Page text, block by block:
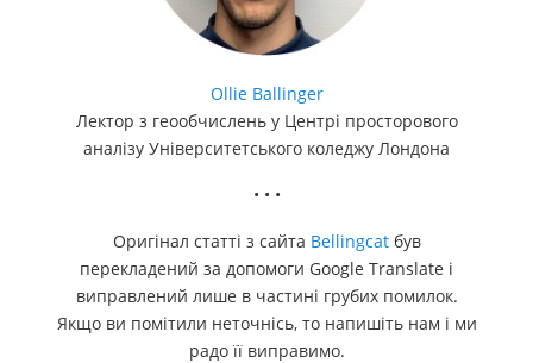
Ollie Ballinger
Лектор з геообчислень у Центрі просторового
аналізу Університетського коледжу Лондона
• • •
Оригінал статті з сайта Bellingcatбув
перекладений за допомоги Google Translate і
виправлений лише в частині грубих помилок.
Якщо ви помітили неточнісь, то напишіть нам і ми
радо її виправимо.